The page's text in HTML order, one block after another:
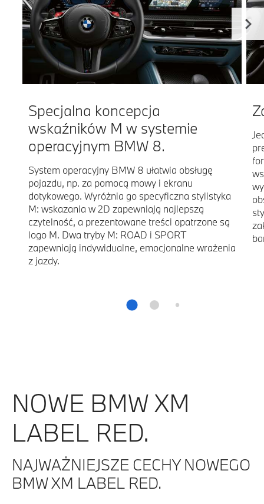
Specjalna koncepcja
wskaźników M w systemie
operacyjnym BMW 8.
System operacyjny BMW 8 ułatwia obsługę
pojazdu, np. za pomocą mowy i ekranu
dotykowego. Wyróżnia go specyficzna stylistyka
M: wskazania w 2D zapewniają najlepszą
czytelność, a prezentowane treści opatrzone są
logo M. Dwa tryby M: ROAD i SPORT
zapewniają indywidualne, emocjonalne wrażenia
z jazdy.
NOWE BMW XM
LABEL RED.
NAJWAŻNIEJSZE CECHY NOWEGO
BMW XM LABEL RED.